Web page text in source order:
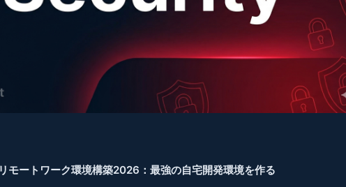
モートワーク環境構築2026：最強の自宅開発環境を作る